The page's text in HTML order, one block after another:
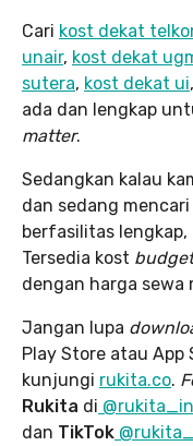
Cari kost dekat
unair, kost dekat
sutera, kost dekat ui,
ada dan lengkap
matter.
Sedangkan kalau
dan sedang
berfasilitas lengkap,
Tersedia kost
dengan harga sewa
Jangan lupa
Play Store atau App
kunjungi rukita.co.
Rukita di
dan TikTok